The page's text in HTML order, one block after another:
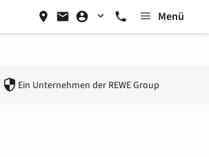
Menü
Ein Unternehmen der REWE Group